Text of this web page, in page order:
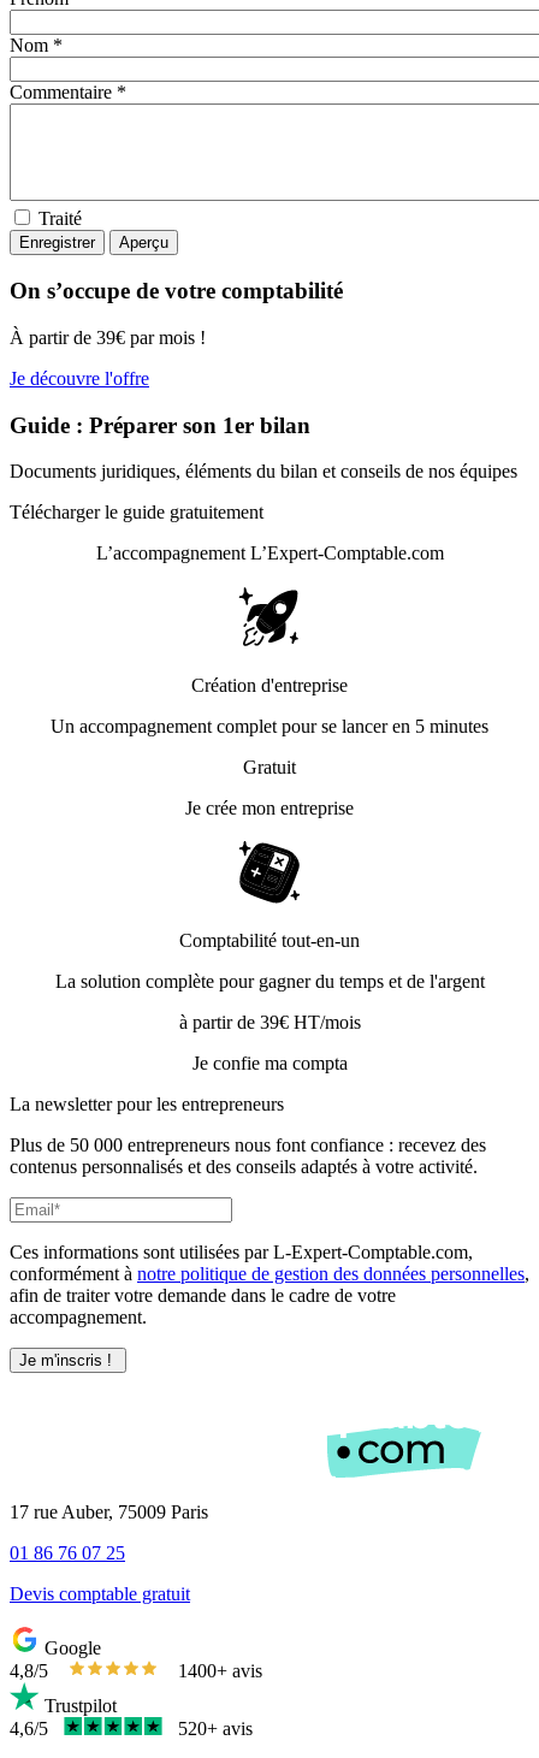
Nom *
Commentaire *
Traité
On s’occupe de votre comptabilité
À partir de 39€ par mois !
Je découvre l'offre
Guide : Préparer son 1er bilan
Documents juridiques, éléments du bilan et conseils de nos équipes
Télécharger le guide gratuitement
L’accompagnement L’Expert-Comptable.com
Création d'entreprise
Un accompagnement complet pour se lancer en 5 minutes
Gratuit
Je crée mon entreprise
Comptabilité tout-en-un
La solution complète pour gagner du temps et de l'argent
à partir de 39€ HT/mois
Je confie ma compta
La newsletter pour les entrepreneurs
Plus de 50 000 entrepreneurs nous font confiance : recevez des
contenus personnalisés et des conseils adaptés à votre activité.
Ces informations sont utilisées par L-Expert-Comptable.com,
conformément à notre politique de gestion des données personnelles,
afin de traiter votre demande dans le cadre de votre
accompagnement.
17 rue Auber, 75009 Paris
01 86 76 07 25
Devis comptable gratuit
Google
4,8/5
1400+ avis
Trustpilot
4,6/5
520+ avis